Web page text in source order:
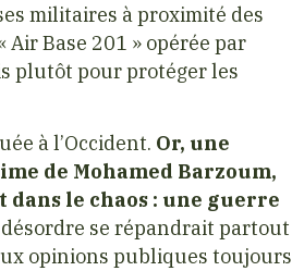
militaires à proximité des
Air Base 201 » opérée par
plutôt pour protéger les
à l’Occident. Or, une
de Mohamed Barzoum,
le chaos : une guerre
se répandrait partout
opinions publiques toujours